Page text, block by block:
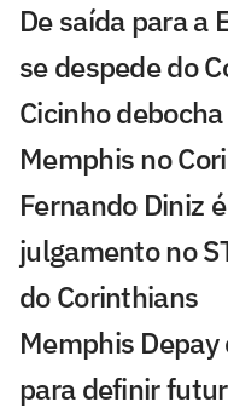
De saída para a
se despede do
Cicinho
Memphis no
Fernando Diniz
julgamento no
do Corinthians
Memphis
para definir